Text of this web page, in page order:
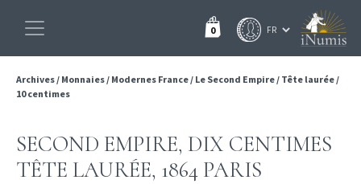
0
Archives/ Monnaies/ Modernes France/ Le Second Empire/ Tête laurée/
10 centimes
SECOND EMPIRE, DIX CENTIMES
TÊTE LAURÉE, 1864 PARIS